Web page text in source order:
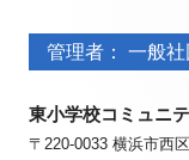
ッ
ー・
ッ
タ
ー・
管理者： 一般
東小学校コミュニ
〒220-0033